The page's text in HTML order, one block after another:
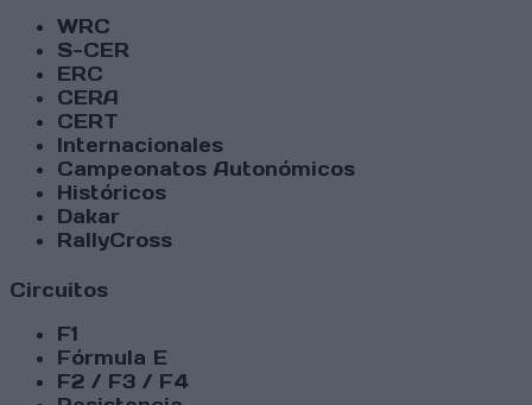
WRC
S-CER
ERC
CERA
CERT
Internacionales
Campeonatos Autonómicos
Históricos
Dakar
RallyCross
Circuitos
F1
Fórmula E
F2 / F3 / F4